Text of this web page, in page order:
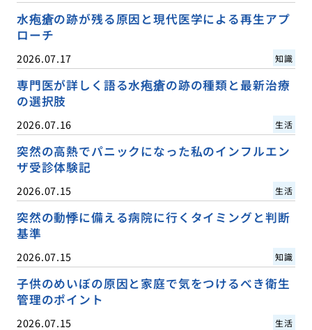
水疱瘡の跡が残る原因と現代医学による再生アプ
ローチ
2026.07.17 知識
専門医が詳しく語る水疱瘡の跡の種類と最新治療
の選択肢
2026.07.16 生活
突然の高熱でパニックになった私のインフルエン
ザ受診体験記
2026.07.15 生活
突然の動悸に備える病院に行くタイミングと判断
基準
2026.07.15 知識
子供のめいぼの原因と家庭で気をつけるべき衛生
管理のポイント
2026.07.15 生活